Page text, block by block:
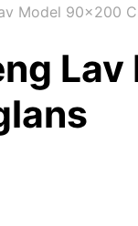
Model 90×200